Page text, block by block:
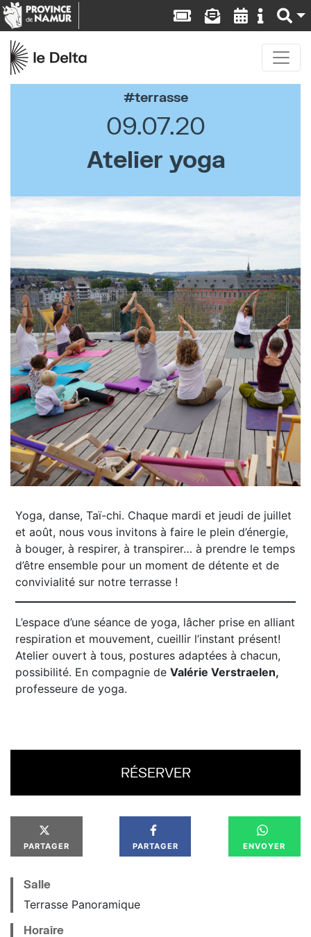
terrasse
09.07.20
Atelier yoga
Yoga, danse, Taï-chi. Chaque mardi et jeudi de juillet
et août, nous vous invitons à faire le plein d’énergie,
à bouger, à respirer, à transpirer… à prendre le temps
d’être ensemble pour un moment de détente et de
convivialité sur notre terrasse !
L’espace d’une séance de yoga, lâcher prise en alliant
respiration et mouvement, cueillir l’instant présent!
Atelier ouvert à tous, postures adaptées à chacun,
possibilité. En compagnie deValérie Verstraelen,
professeure de yoga.
RÉSERVER
PARTAGER PARTAGER ENVOYER
Salle
Terrasse Panoramique
Horaire